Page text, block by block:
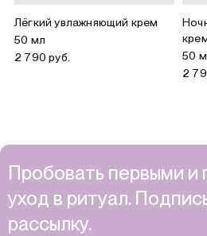
Лёгкий увлажняющий крем
50 мл
2 790 руб.
50
2
Пробовать первыми и
уход в ритуал.
рассылку.